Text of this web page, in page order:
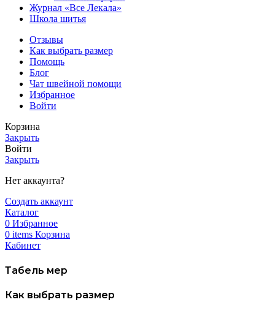
Журнал «Все Лекала»
Школа шитья
Отзывы
Как выбрать размер
Помощь
Блог
Чат швейной помощи
Избранное
Войти
Корзина
Закрыть
Войти
Закрыть
Нет аккаунта?
Создать аккаунт
Каталог
0 Избранное
0 items Корзина
Кабинет
Табель мер
Как выбрать размер